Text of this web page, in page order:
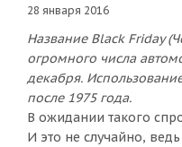
28 января 2016
Название Black Friday
огромного числа
декабря.
после 1975 года.
В ожидании такого
И это не случайно,